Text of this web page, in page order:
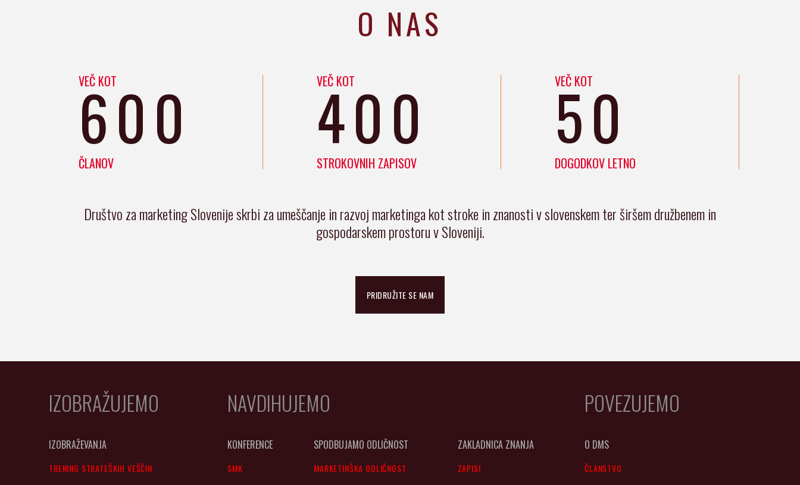
O NAS
VEČ KOT
600
ČLANOV
VEČ KOT
400
STROKOVNIH ZAPISOV
VEČ KOT
50
DOGODKOV LETNO
Društvo za marketing Slovenije skrbi za umeščanje in razvoj marketinga kot stroke in znanosti v slovenskem ter širšem družbenem in
gospodarskem prostoru v Sloveniji.
PRIDRUŽITE SE NAM
IZOBRAŽUJEMO
IZOBRAŽEVANJA
TRENING STRATEŠKIH VEŠČIN
NAVDIHUJEMO
KONFERENCE
SMK
SPODBUJAMO ODLIČNOST
MARKETINŠKA ODLIČNOST
ZAKLADNICA ZNANJA
ZAPISI
POVEZUJEMO
O DMS
ČLANSTVO